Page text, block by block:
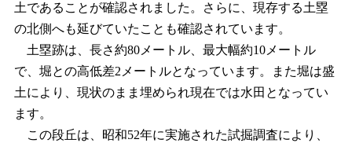
土であることが確認されました。さらに、現存する土塁
の北側へも延びていたことも確認されています。
土塁跡は、長さ約80メートル、最大幅約10メートル
で、堀との高低差2メートルとなっています。また堀は盛
土により、現状のまま埋められ現在では水田となってい
ます。
この段丘は、昭和52年に実施された試掘調査により、